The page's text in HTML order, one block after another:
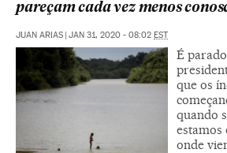
pareçam cada vez menos
JUAN ARIAS | JAN 31, 2020 - 08:02 EST
É
que os
quando
estamos
onde